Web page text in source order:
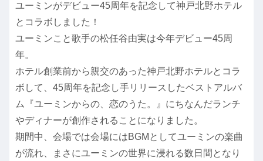
ユーミンがデビュー45周年を記念して神戸北野ホテル
とコラボしました！
ユーミンこと歌手の松任谷由実は今年デビュー45周
年。
ホテル創業前から親交のあった神戸北野ホテルとコラ
ボして、45周年を記念し手リリースしたベストアルバ
ム『ユーミンからの、恋のうた。』にちなんだランチ
やディナーが創作されることになりました。
期間中、会場では会場にはBGMとしてユーミンの楽曲
が流れ、まさにユーミンの世界に浸れる数日間となり